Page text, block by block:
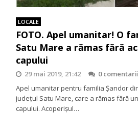
LOCALE
FOTO. Apel umanitar! O
Satu Mare a rămas fără
capului
29 mai 2019, 21:42
0 comentarii
Apel umanitar pentru familia Șandor
județul Satu Mare, care a rămas fără
capului. Acoperișul…